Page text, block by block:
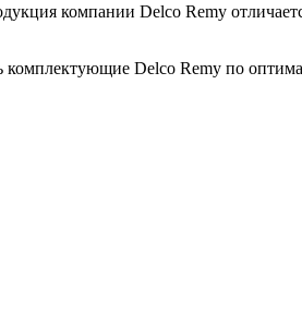
компании Delco Remy
Delco Remy по